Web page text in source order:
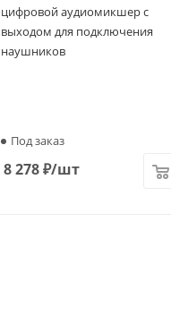
цифровой аудиомикшер с
выходом для подключения
наушников
Под заказ
8 278₽/шт